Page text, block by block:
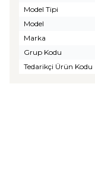
Model Tipi
Model
Marka
Grup Kodu
Tedarikçi Ürün Kodu